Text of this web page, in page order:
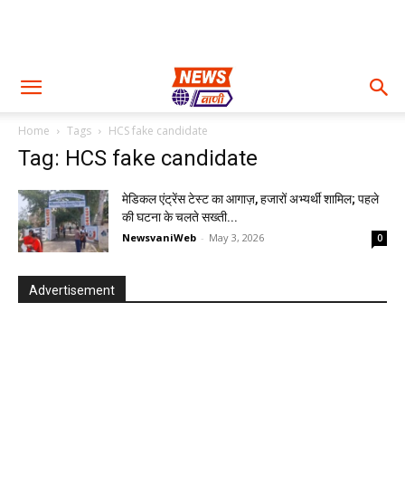
Home Tags HCS fake candidate
Tag: HCS fake candidate
मेडिकल एंट्रेंस टेस्ट का आगाज़, हजारों अभ्यर्थी शामिल; पहले
की घटना के चलते सख्ती...
NewsvaniWeb - May 3, 2026 0
Advertisement